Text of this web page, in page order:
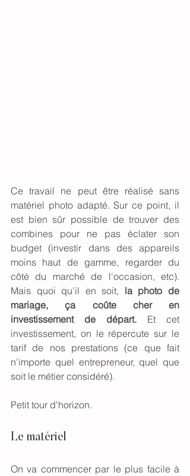
Ce travail ne peut être réalisé sans
matériel photo adapté. Sur ce point, il
est bien sûr possible de trouver des
combines pour ne pas éclater son
budget (investir dans des appareils
moins haut de gamme, regarder du
côté du marché de l'occasion, etc).
Mais quoi qu'il en soit, la photo de
mariage, ça coûte cher en
investissement de départ. Et cet
investissement, on le répercute sur le
tarif de nos prestations (ce que fait
n'importe quel entrepreneur, quel que
soit le métier considéré).
Petit tour d'horizon.
Le matériel
On va commencer par le plus facile à